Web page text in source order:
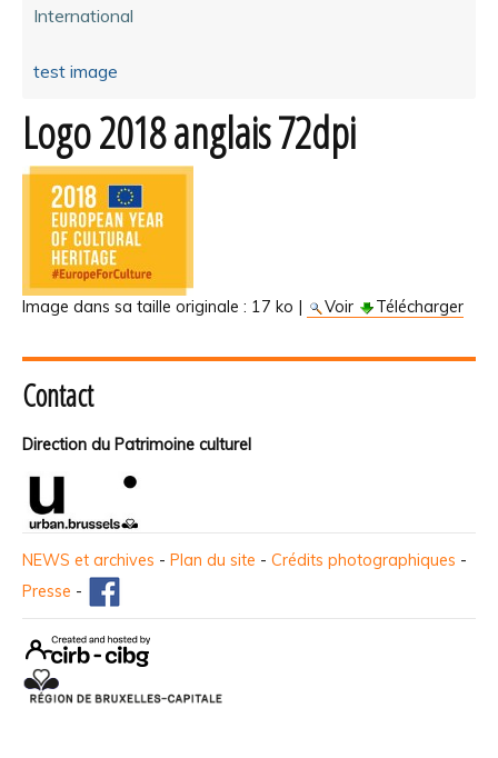
International
test image
Logo 2018 anglais 72dpi
Image dans sa taille originale : 17 ko | Voir Télécharger
Contact
Direction du Patrimoine culturel
NEWS et archives - Plan du site - Crédits photographiques -
Presse -